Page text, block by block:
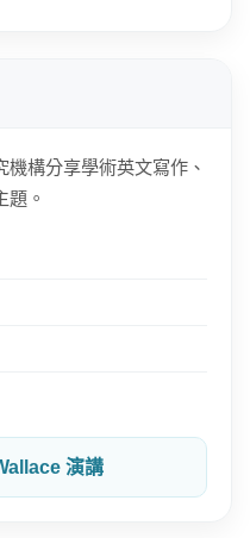
構分享學術英文寫作、
題。
演講